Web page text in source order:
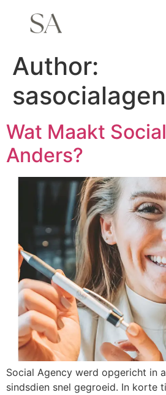
Author:
Wat Maakt
Anders?
Social Agency werd opgericht in
sindsdien snel gegroeid. In korte